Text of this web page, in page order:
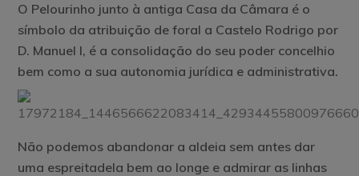
O Pelourinho junto à antiga Casa da Câmara é o
símbolo da atribuição de foral a Castelo Rodrigo por
D. Manuel I, é a consolidação do seu poder concelhio
bem como a sua autonomia jurídica e administrativa.
Não podemos abandonar a aldeia sem antes dar
uma espreitadela bem ao longe e admirar as linhas